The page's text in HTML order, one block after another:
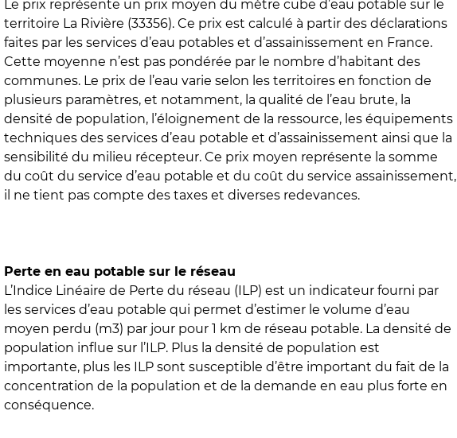
Le prix représente un prix moyen du mètre cube d’eau potable sur le
territoire La Rivière (33356). Ce prix est calculé à partir des déclarations
faites par les services d’eau potables et d’assainissement en France.
Cette moyenne n’est pas pondérée par le nombre d’habitant des
communes. Le prix de l’eau varie selon les territoires en fonction de
plusieurs paramètres, et notamment, la qualité de l’eau brute, la
densité de population, l’éloignement de la ressource, les équipements
techniques des services d’eau potable et d’assainissement ainsi que la
sensibilité du milieu récepteur. Ce prix moyen représente la somme
du coût du service d’eau potable et du coût du service assainissement,
il ne tient pas compte des taxes et diverses redevances.
Perte en eau potable sur le réseau
L’Indice Linéaire de Perte du réseau (ILP) est un indicateur fourni par
les services d’eau potable qui permet d’estimer le volume d’eau
moyen perdu (m3) par jour pour 1 km de réseau potable. La densité de
population influe sur l’ILP. Plus la densité de population est
importante, plus les ILP sont susceptible d’être important du fait de la
concentration de la population et de la demande en eau plus forte en
conséquence.